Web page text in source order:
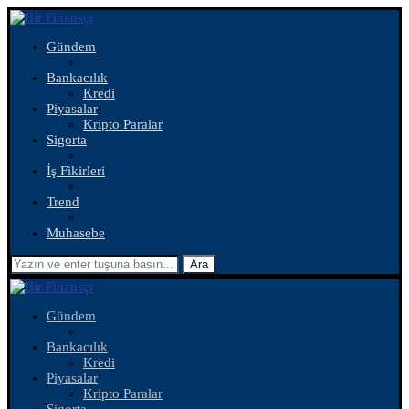
Gündem
Bankacılık
Kredi
Piyasalar
Kripto Paralar
Sigorta
İş Fikirleri
Trend
Muhasebe
Ara
Gündem
Bankacılık
Kredi
Piyasalar
Kripto Paralar